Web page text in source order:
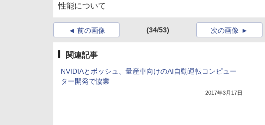
性能について
前の画像 (34/53) 次の画像
関連記事
NVIDIAとボッシュ、量産車向けのAI自動運転コンピュー
ター開発で協業
2017年3月17日